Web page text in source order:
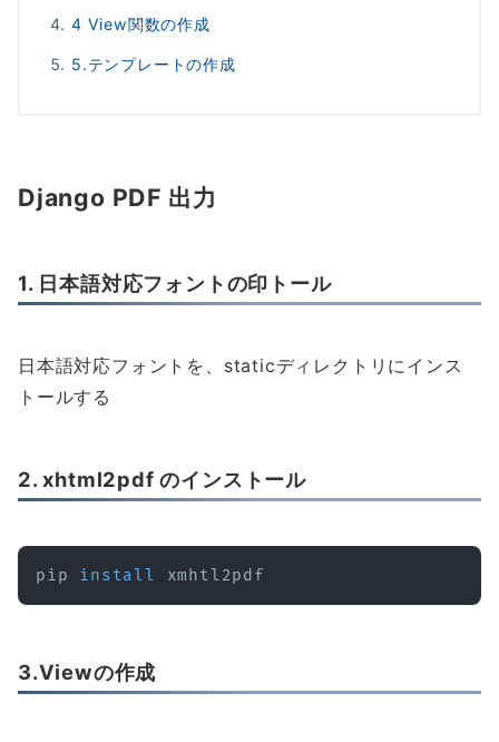
4 View関数の作成
5.テンプレートの作成
Django PDF 出力
1. 日本語対応フォントの印トール
日本語対応フォントを、staticディレクトリにインス
トールする
2. xhtml2pdf のインストール
pip install xmhtl2pdf
3.Viewの作成